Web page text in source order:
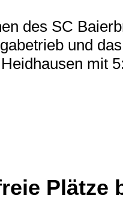
des SC
und
mit
Plätze